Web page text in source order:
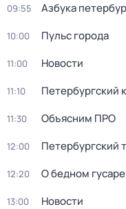
09:55 Азбука
10:00 Пульс города
11:00 Новости
11:10 Петербургский
11:30 Объясним ПРО
12:00 Петербургский
12:20 О бедном
13:00 Новости